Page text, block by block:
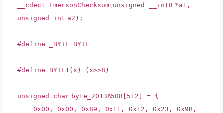
__cdecl EmersonChecksum(unsigned
__int8 *a1,
unsigned int a2);
#define _BYTE BYTE
#define BYTE1(x) (x>>8)
unsigned char byte_2013A508[512] = {
0x00, 0x00, 0x89, 0x11, 0x12, 0x23, 0x9B,